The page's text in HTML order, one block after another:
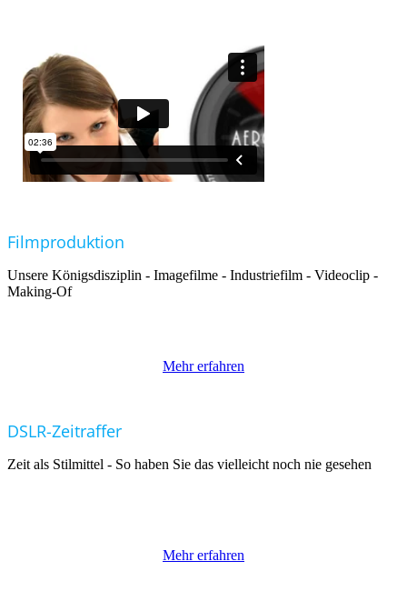
Filmproduktion
Unsere Königsdisziplin - Imagefilme - Industriefilm - Videoclip -
Making-Of
Mehr erfahren
DSLR-Zeitraffer
Zeit als Stilmittel - So haben Sie das vielleicht noch nie gesehen
Mehr erfahren